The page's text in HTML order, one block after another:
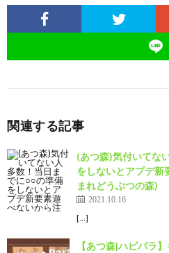
関連する記事
(あつ森)気付いてな
をしないとアプデ新
まれどうぶつの森)
2021.10.16
[…]
【あつ森|ハピパラ